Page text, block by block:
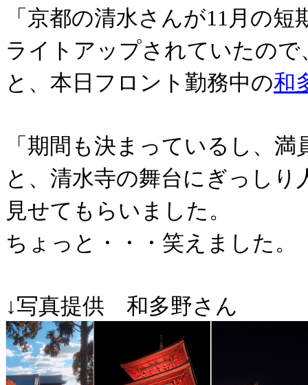
「京都の清水さんが11月の短
ライトアップされていたの
と、本日フロント勤務中の和
「期間も決まっているし、
と、清水寺の舞台にぎっし
見せてもらいました。
ちょっと・・・笑えました。
↓写真提供 和多野さん